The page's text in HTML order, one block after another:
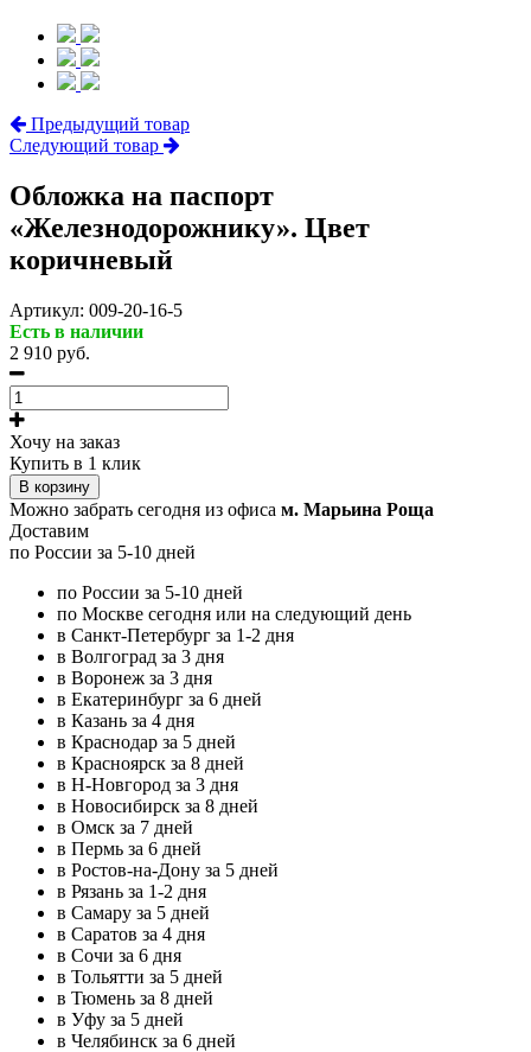
Предыдущий товар
Следующий товар
Обложка на паспорт
«Железнодорожнику». Цвет
коричневый
Артикул: 009-20-16-5
Есть в наличии
2 910 руб.
Хочу на заказ
Купить в 1 клик
В корзину
Можно забрать сегодня из офиса м. Марьина Роща
Доставим
по России за 5-10 дней
по России за 5-10 дней
по Москве сегодня или на следующий день
в Санкт-Петербург за 1-2 дня
в Волгоград за 3 дня
в Воронеж за 3 дня
в Екатеринбург за 6 дней
в Казань за 4 дня
в Краснодар за 5 дней
в Красноярск за 8 дней
в Н-Новгород за 3 дня
в Новосибирск за 8 дней
в Омск за 7 дней
в Пермь за 6 дней
в Ростов-на-Дону за 5 дней
в Рязань за 1-2 дня
в Самару за 5 дней
в Саратов за 4 дня
в Сочи за 6 дня
в Тольятти за 5 дней
в Тюмень за 8 дней
в Уфу за 5 дней
в Челябинск за 6 дней